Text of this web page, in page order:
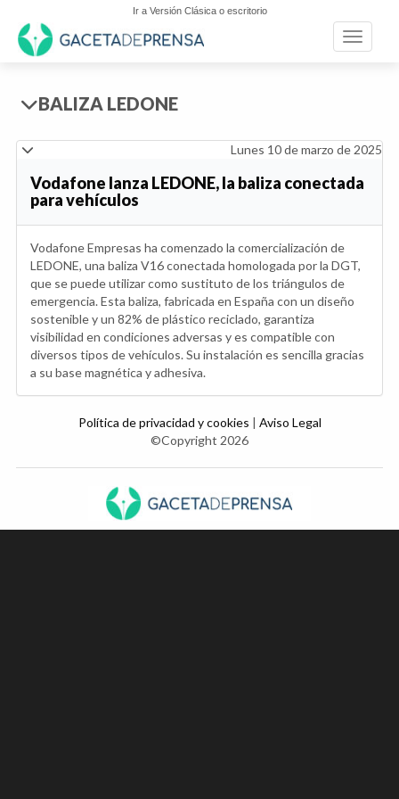
Ir a Versión Clásica o escritorio
Toggle
BALIZA LEDONE
Lunes 10 de marzo de 2025
Vodafone lanza LEDONE, la baliza conectada
para vehículos
Vodafone Empresas ha comenzado la comercialización de
LEDONE, una baliza V16 conectada homologada por la DGT,
que se puede utilizar como sustituto de los triángulos de
emergencia. Esta baliza, fabricada en España con un diseño
sostenible y un 82% de plástico reciclado, garantiza
visibilidad en condiciones adversas y es compatible con
diversos tipos de vehículos. Su instalación es sencilla gracias
a su base magnética y adhesiva.
Política de privacidad y cookies | Aviso Legal
©Copyright 2026